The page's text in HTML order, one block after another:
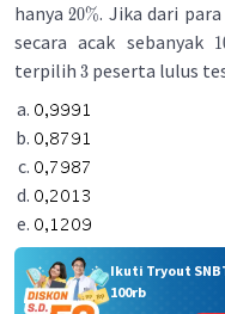
hanya20%. Jika dari
secara acak sebanyak
terpilih 3 peserta lulus
Ikuti Tryout
100rb